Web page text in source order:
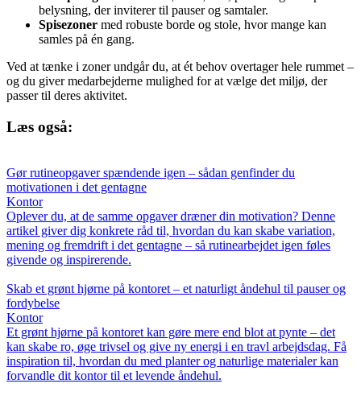
belysning, der inviterer til pauser og samtaler.
Spisezoner med robuste borde og stole, hvor mange kan
samles på én gang.
Ved at tænke i zoner undgår du, at ét behov overtager hele rummet –
og du giver medarbejderne mulighed for at vælge det miljø, der
passer til deres aktivitet.
Læs også:
Gør rutineopgaver spændende igen – sådan genfinder du
motivationen i det gentagne
Kontor
Oplever du, at de samme opgaver dræner din motivation? Denne
artikel giver dig konkrete råd til, hvordan du kan skabe variation,
mening og fremdrift i det gentagne – så rutinearbejdet igen føles
givende og inspirerende.
Skab et grønt hjørne på kontoret – et naturligt åndehul til pauser og
fordybelse
Kontor
Et grønt hjørne på kontoret kan gøre mere end blot at pynte – det
kan skabe ro, øge trivsel og give ny energi i en travl arbejdsdag. Få
inspiration til, hvordan du med planter og naturlige materialer kan
forvandle dit kontor til et levende åndehul.